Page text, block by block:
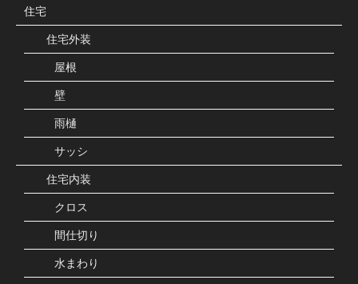
住宅
住宅外装
屋根
壁
雨樋
サッシ
住宅内装
クロス
間仕切り
水まわり